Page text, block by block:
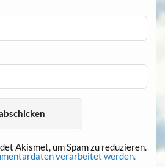
Akismet, um Spam zu reduzieren.
verarbeitet werden.